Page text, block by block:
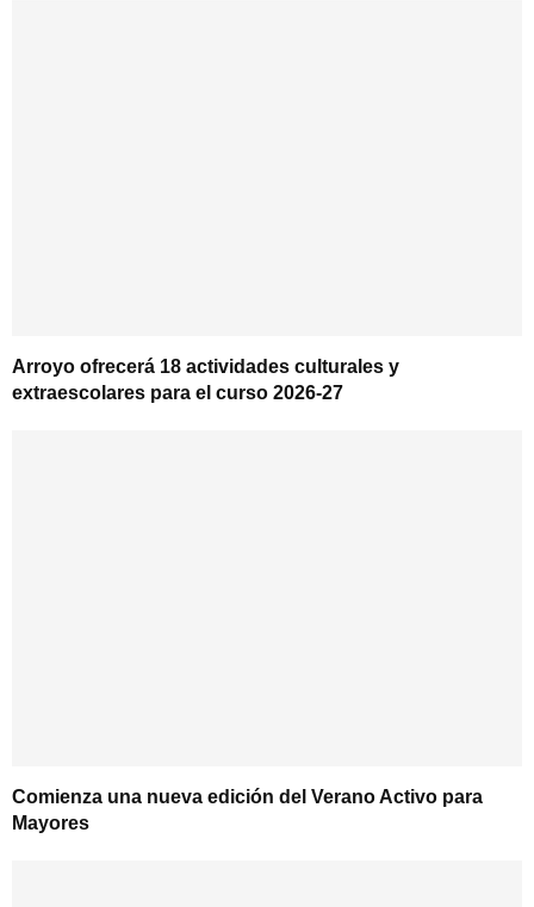
Arroyo ofrecerá 18 actividades culturales y
extraescolares para el curso 2026-27
Comienza una nueva edición del Verano Activo para
Mayores